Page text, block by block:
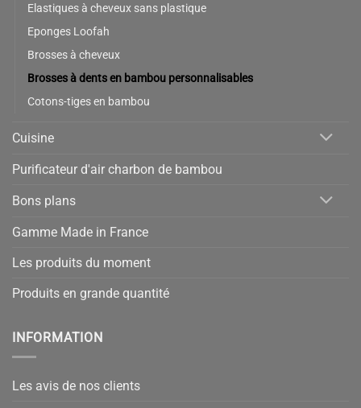
Elastiques à cheveux sans plastique
Eponges Loofah
Brosses à cheveux
Brosses à dents en bambou personnalisables
Cotons-tiges en bambou
Cuisine
Purificateur d'air charbon de bambou
Bons plans
Gamme Made in France
Les produits du moment
Produits en grande quantité
INFORMATION
Les avis de nos clients